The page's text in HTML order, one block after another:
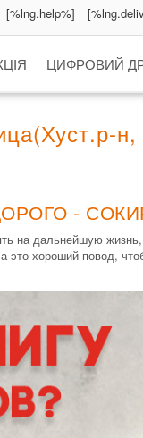
[%lng.help%]
ЦИФРОВИЙ
-
на дальнейшую
хороший повод,